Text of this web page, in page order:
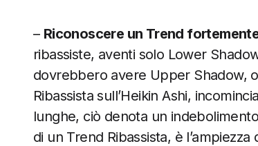
– Riconoscere un Trend
ribassiste, aventi solo Lower
dovrebbero avere Upper Shadow,
Ribassista sull’Heikin Ashi,
lunghe, ciò denota un
di un Trend Ribassista, è